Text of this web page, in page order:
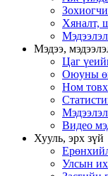
Хяналт,
Мэдээ,
Цаг
Оюуны
Ном
Видео
Хууль, эрх зүй
Улсын